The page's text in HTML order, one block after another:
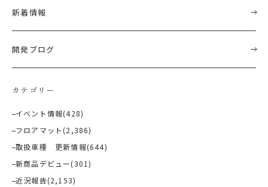
新着情報
開発ブログ
カテゴリー
イベント情報(428)
フロアマット (2,386)
取扱車種 更新情報(644)
新商品デビュー(301)
近況報告(2,153)